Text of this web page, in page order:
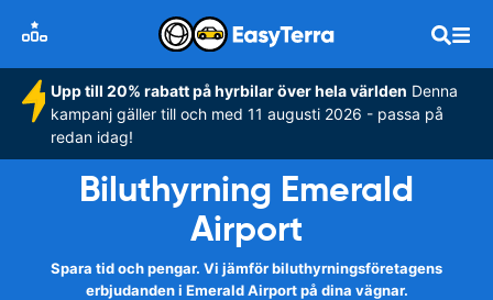
Upp till 20% rabatt på hyrbilar över hela världen Denna
kampanj gäller till och med 11 augusti 2026 - passa på
redan idag!
Biluthyrning Emerald
Airport
Spara tid och pengar. Vi jämför biluthyrningsföretagens
erbjudanden i Emerald Airport på dina vägnar.